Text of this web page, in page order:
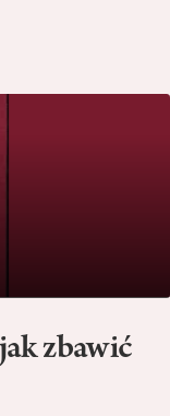
zbawić